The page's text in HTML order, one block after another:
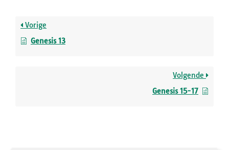
Vorige
Genesis 13
Volgende
Genesis 15-17